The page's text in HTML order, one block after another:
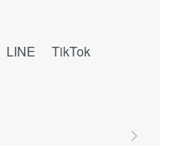
LINE TikTok